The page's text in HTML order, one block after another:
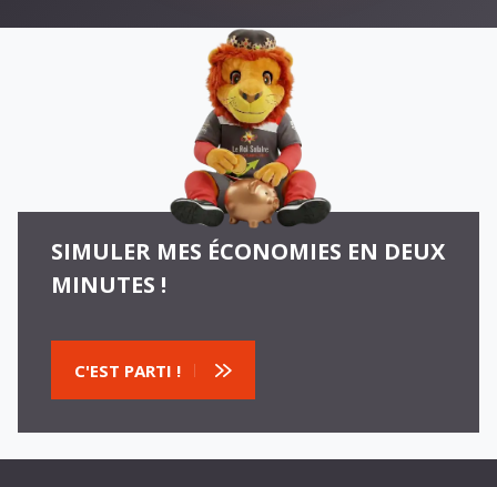
SIMULER MES ÉCONOMIES EN DEUX
MINUTES !
C'EST PARTI !